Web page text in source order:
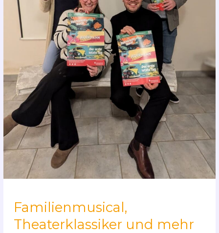
Familienmusical,
Theaterklassiker und mehr